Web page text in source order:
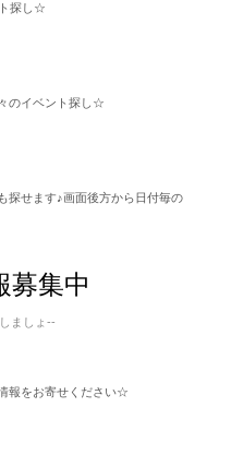
探し☆
のイベント探し☆
探せます♪画面後方から日付毎の
募集中
ましょ--
報をお寄せください☆